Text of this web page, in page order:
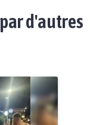
d'autres